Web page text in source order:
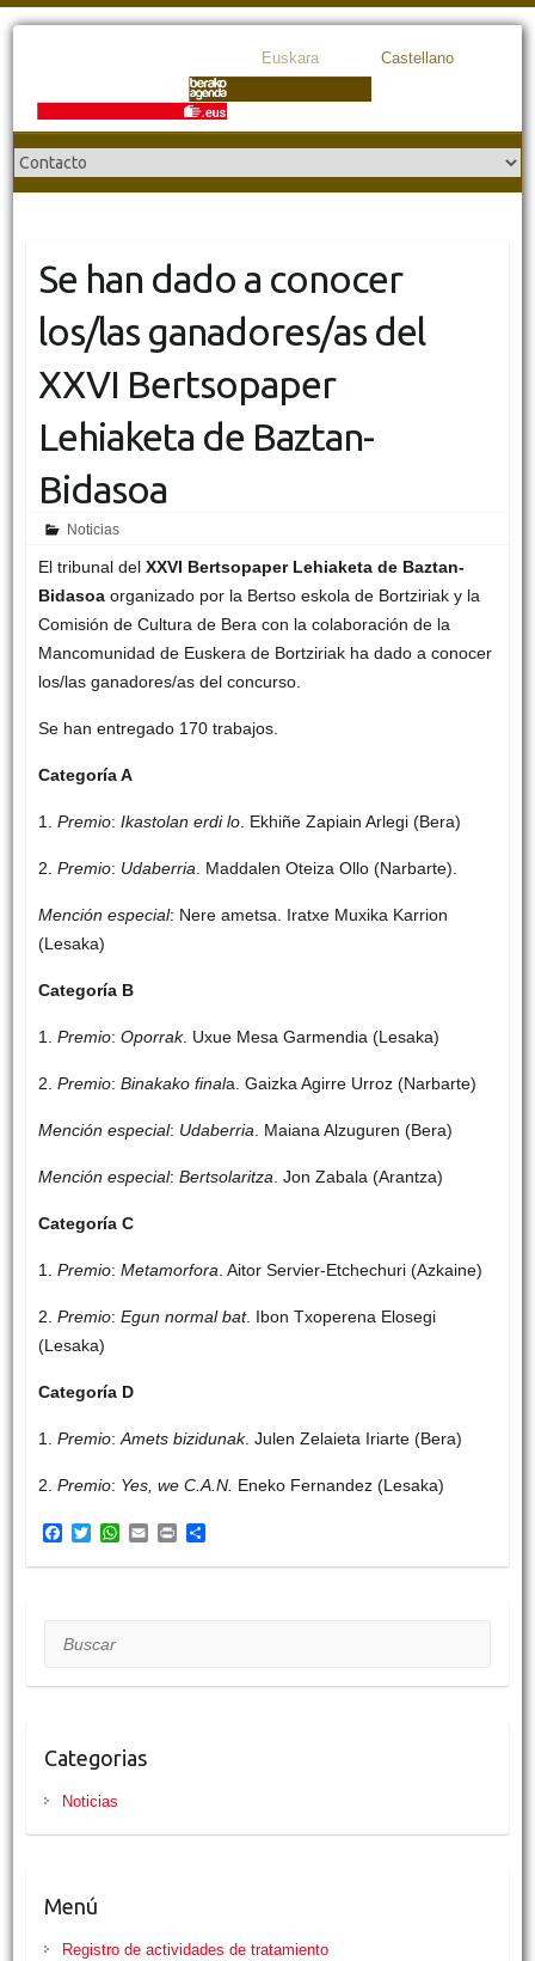
Euskara Castellano
Se han dado a conocer
los/las ganadores/as del
XXVI Bertsopaper
Lehiaketa de Baztan-
Bidasoa
Noticias
El tribunal del XXVI Bertsopaper Lehiaketa de Baztan-
Bidasoaorganizado por la Bertso eskola de Bortziriak y la
Comisión de Cultura de Bera con la colaboración de la
Mancomunidad de Euskera de Bortziriak ha dado a conocer
los/las ganadores/as del concurso.
Se han entregado 170 trabajos.
Categoría A
1. Premio: Ikastolan erdi lo. Ekhiñe Zapiain Arlegi (Bera)
2. Premio: Udaberria . Maddalen Oteiza Ollo (Narbarte).
Mención especial: Nere ametsa. Iratxe Muxika Karrion
(Lesaka)
Categoría B
1. Premio: Oporrak. Uxue Mesa Garmendia (Lesaka)
2. Premio: Binakako finala. Gaizka Agirre Urroz (Narbarte)
Mención especial: Udaberria . Maiana Alzuguren (Bera)
Mención especial: Bertsolaritza . Jon Zabala (Arantza)
Categoría C
1. Premio: Metamorfora . Aitor Servier-Etchechuri (Azkaine)
2. Premio: Egun normal bat. Ibon Txoperena Elosegi
(Lesaka)
Categoría D
1. Premio: Amets bizidunak. Julen Zelaieta Iriarte (Bera)
2. Premio: Yes, we C.A.N. Eneko Fernandez (Lesaka)
F
c
o
T
i
r
W
a
E
a
P
i
C
m
r
Buscar
Categorias
Noticias
Menú
Registro de actividades de tratamiento